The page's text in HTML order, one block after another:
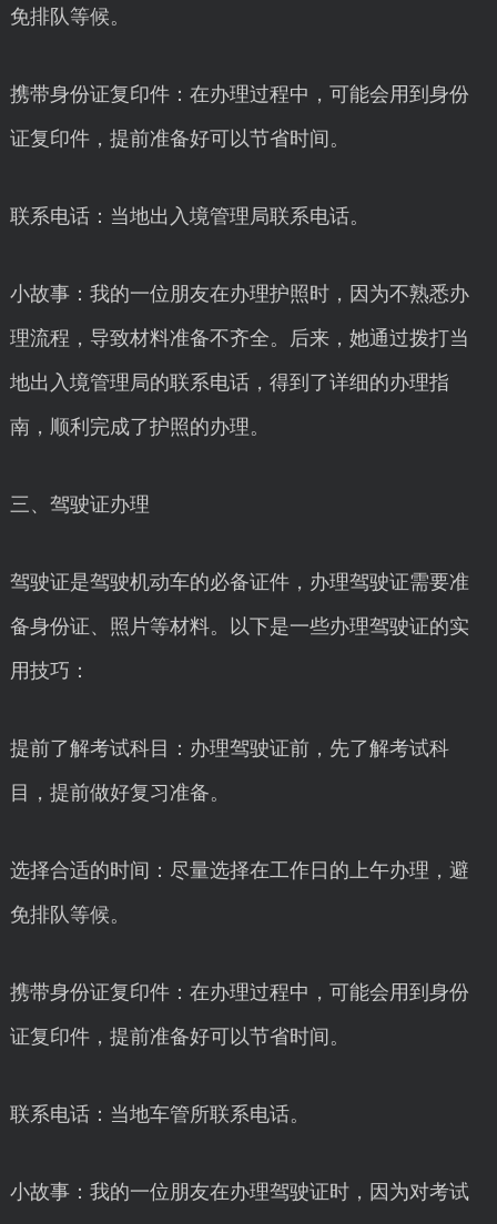
免排队等候。
携带身份证复印件：在办理过程中，可能会用到身份
证复印件，提前准备好可以节省时间。
联系电话：当地出入境管理局联系电话。
小故事：我的一位朋友在办理护照时，因为不熟悉办
理流程，导致材料准备不齐全。后来，她通过拨打当
地出入境管理局的联系电话，得到了详细的办理指
南，顺利完成了护照的办理。
三、驾驶证办理
驾驶证是驾驶机动车的必备证件，办理驾驶证需要准
备身份证、照片等材料。以下是一些办理驾驶证的实
用技巧：
提前了解考试科目：办理驾驶证前，先了解考试科
目，提前做好复习准备。
选择合适的时间：尽量选择在工作日的上午办理，避
免排队等候。
携带身份证复印件：在办理过程中，可能会用到身份
证复印件，提前准备好可以节省时间。
联系电话：当地车管所联系电话。
小故事：我的一位朋友在办理驾驶证时，因为对考试